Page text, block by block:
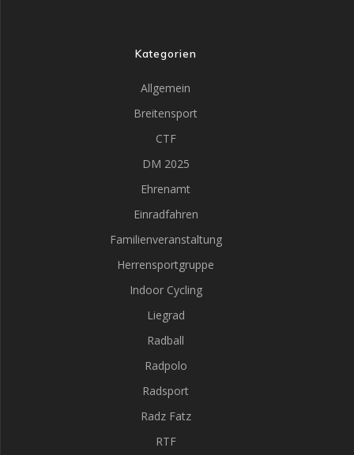
Kategorien
Allgemein
Breitensport
CTF
DM 2025
Ehrenamt
Einradfahren
Familienveranstaltung
Herrensportgruppe
Indoor Cycling
Liegrad
Radball
Radpolo
Radsport
Radz Fatz
RTF